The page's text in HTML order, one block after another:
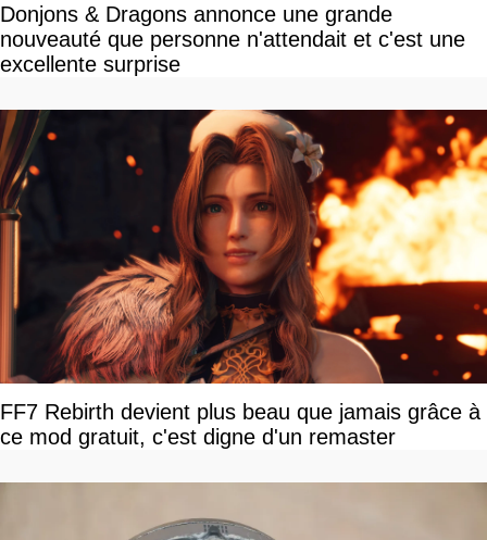
Donjons & Dragons annonce une grande
nouveauté que personne n'attendait et c'est une
excellente surprise
FF7 Rebirth devient plus beau que jamais grâce à
ce mod gratuit, c'est digne d'un remaster